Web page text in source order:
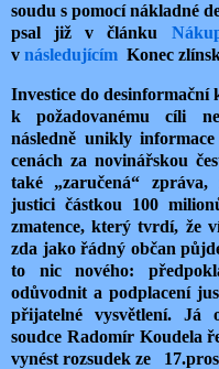
soudu s pomocí nákladné
psal již v článku
v následujícím Konec
Investice do desinformační
k požadovanému cíli
následně unikly
cenách za novinářskou
také „zaručená“
justici částkou 100
zmatence, který tvrdí, že
zda jako řádný občan
to nic nového:
odůvodnit a podplacení
přijatelné vysvětlení. Já
soudce Radomír Koudela
vynést rozsudek ze